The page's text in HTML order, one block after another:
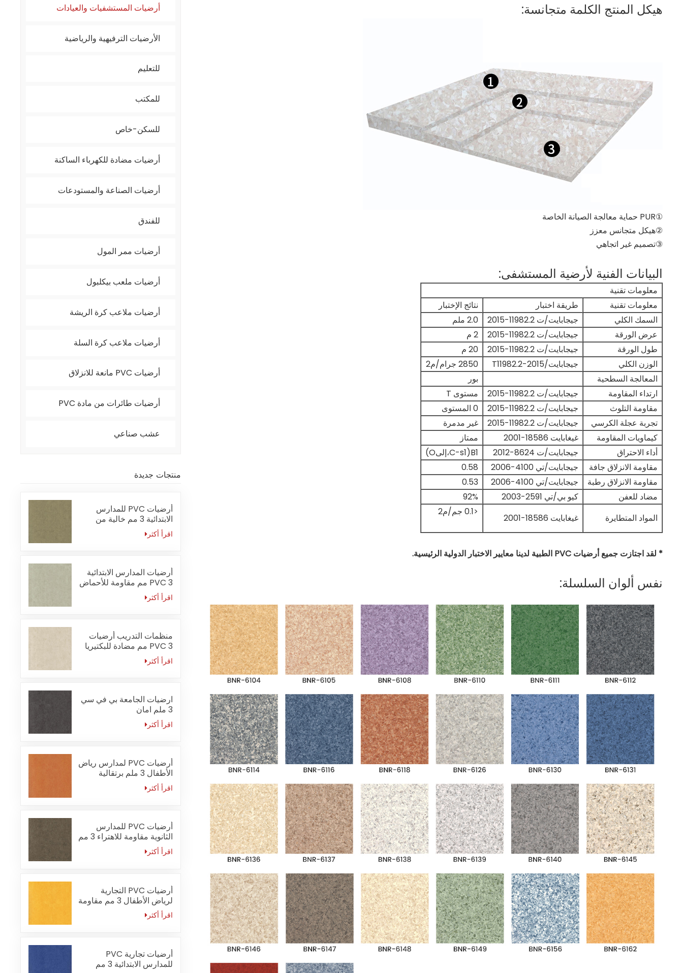
أرضيات المستشفيات والعيادات
الأرضيات الترفيهية والرياضية
للتعليم
للمكتب
للسكن-خاص
أرضيات مضادة للكهرباء الساكنة
أرضيات الصناعة والمستودعات
للفندق
أرضيات ممر المول
أرضيات ملعب بيكلبول
أرضيات ملاعب كرة الريشة
أرضيات ملاعب كرة السلة
أرضيات PVC مانعة للانزلاق
أرضيات طائرات من مادة PVC
عشب صناعي
منتجات جديدة
أرضيات PVC للمدارس
الابتدائية 3 مم خالية من
الفورمالديهايد
اقرأ أكثر
أرضيات المدارس الابتدائية
PVC 3 مم مقاومة للأحماض
والقلويات
اقرأ أكثر
منظمات التدريب أرضيات
PVC 3 مم مضادة للبكتيريا
اقرأ أكثر
ارضيات الجامعة بي في سي
3 ملم امان
اقرأ أكثر
أرضيات PVC لمدارس رياض
الأطفال 3 ملم برتقالية
مقاومة للحريق
اقرأ أكثر
أرضيات PVC للمدارس
الثانوية مقاومة للاهتراء 3 مم
اقرأ أكثر
أرضيات PVC التجارية
لرياض الأطفال 3 مم مقاومة
للماء
اقرأ أكثر
أرضيات تجارية PVC
للمدارس الابتدائية 3 مم
هيكل المنتج الكلمة متجانسة:
①PUR حماية معالجة الصيانة الخاصة
②هيكل متجانس معزز
③تصميم غير اتجاهي
البيانات الفنية لأرضية المستشفى:
معلومات تقنية
معلومات تقنية
طريقة اختبار
نتائج الإختبار
السمك الكلي
جيجابايت/ت 11982.2-2015
2.0 ملم
عرض الورقة
جيجابايت/ت 11982.2-2015
2 م
طول الورقة
جيجابايت/ت 11982.2-2015
20 م
الوزن الكلي
جيجابايت/T11982.2-2015
2850 جرام/م2
المعالجة السطحية
بور
ارتداء المقاومة
جيجابايت/ت 11982.2-2015
مستوى T
مقاومة التلوث
جيجابايت/ت 11982.2-2015
0 المستوى
تجربة عجلة الكرسي
جيجابايت/ت 11982.2-2015
غير مدمرة
كيماويات المقاومة
غيغابايت 18586-2001
ممتاز
أداء الاحتراق
جيجابايت/ت 8624-2012
B1(C-s1،إلىO)
مقاومة الانزلاق جافة
جيجابايت/تي 4100-2006
0.58
مقاومة الانزلاق رطبة
جيجابايت/تي 4100-2006
0.53
مضاد للعفن
كيو بي/تي 2591-2003
92%
المواد المتطايرة
غيغابايت 18586-2001
<0.1 جم/م2
* لقد اجتازت جميع أرضيات PVC الطبية لدينا معايير الاختبار الدولية الرئيسية.
نفس ألوان السلسلة: